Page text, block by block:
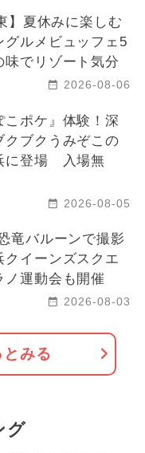
】夏休みに楽しむ
グルメビュッフェ5
味でリゾート気分
2026-08-06
こポケ』体験！深
クブクうみぞこの
に登場 入場無
2026-08-05
竜バルーンで撮影
クイーンズスクエ
ノ運動会も開催
2026-08-03
みる
グ